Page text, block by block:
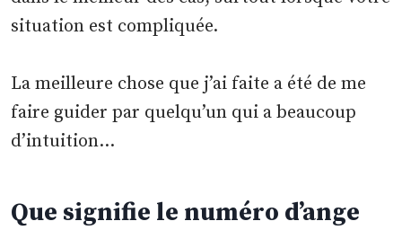
situation est compliquée.
La meilleure chose que j’ai faite a été de me
faire guider par quelqu’un qui a beaucoup
d’intuition…
Que signifie le numéro d’ange